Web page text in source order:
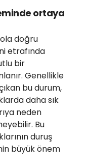
ortaya
doğru
etrafında
bir
Genellikle
bu durum,
daha sık
neden
Bu
duruş
büyük önem